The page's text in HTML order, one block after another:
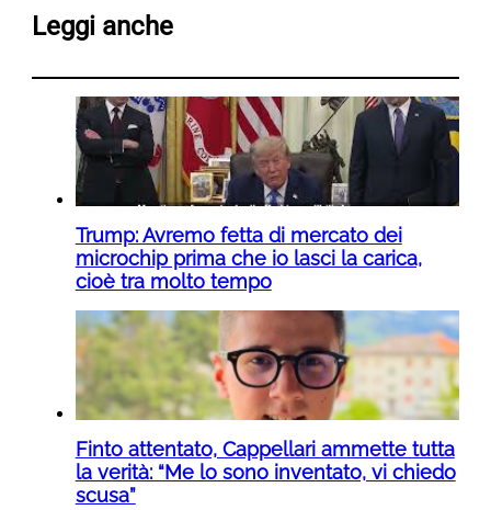
Leggi anche
Trump: Avremo fetta di mercato dei
microchip prima che io lasci la carica,
cioè tra molto tempo
Finto attentato, Cappellari ammette tutta
la verità: “Me lo sono inventato, vi chiedo
scusa”